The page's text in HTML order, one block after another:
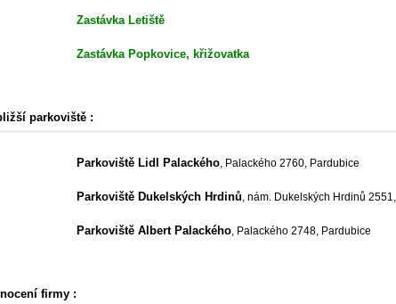
Zastávka Letiště
Zastávka Popkovice, křižovatka
parkoviště :
Parkoviště Lidl Palackého, Palackého 2760, Pardubice
Parkoviště Dukelských Hrdinů , nám. Dukelských Hrdinů
Parkoviště Albert Palackého, Palackého 2748, Pardubice
firmy :